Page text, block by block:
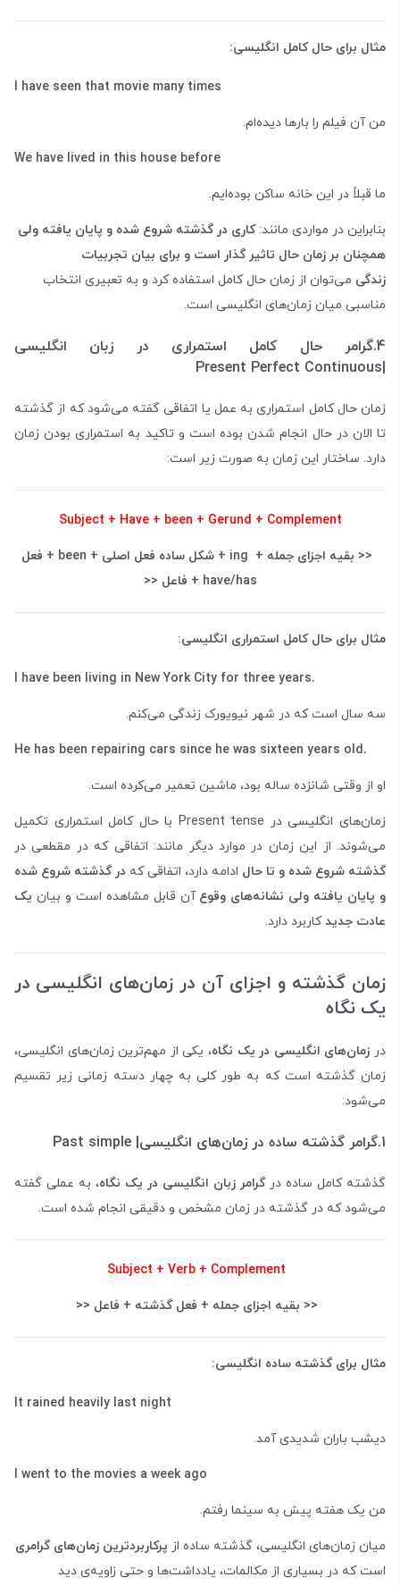
مثال برای حال کامل انگلیسی:
I have seen that movie many times
من آن فیلم را بارها دیده‌ام.
We have lived in this house before
ما قبلاً در این خانه ساکن بوده‌ایم.
بنابراین در مواردی مانند:کاری در گذشته شروع شده و پایان یافته ولی
همچنان بر زمان حال تاثیر گذار است و برای بیان تجربیات
زندگی می‌توان از زمان حال کامل استفاده کرد و به تعبیری انتخاب
مناسبی میان زمان‌های انگلیسی است.
4.گرامر حال کامل استمراری در زبان انگلیسی
Present Perfect Continuous
زمان حال کامل استمراری به عمل یا اتفاقی گفته می‌شود که از گذشته
تا الان در حال انجام شدن بوده است و تاکید به استمراری بودن زمان
دارد. ساختار این زمان به صورت زیر است:
Subject + Have + been + Gerund + Complement
<< بقیه اجزای جمله + ing + شکل ساده فعل اصلی + been + فعل
have/has + فاعل <<
مثال برای حال کامل استمراری انگلیسی:
.I have been living in New York City for three years
سه سال است که در شهر نیویورک زندگی می‌کنم.
.He has been repairing cars since he was sixteen years old
او از وقتی شانزده ساله بود، ماشین تعمیر می‌کرده است.
زمان‌های انگلیسی در Present tense با حال کامل استمراری تکمیل
می‌شوند. از این زمان در موارد دیگر مانند: اتفاقی که در مقطعی در
گذشته شروع شده و تا حال ادامه دارد، اتفاقی که در گذشته شروع شده
و پایان یافته ولی نشانه‌های وقوع آن قابل مشاهده است و بیان یک
عادت جدیدکاربرد دارد.
زمان گذشته و اجزای آن در زمان‌های انگلیسی در
یک نگاه
در زمان‌های انگلیسی در یک نگاه، یکی از مهم‌ترین زمان‌های انگلیسی،
زمان گذشته است که به طور کلی به چهار دسته زمانی زیر تقسیم
می‌شود:
1.گرامر گذشته ساده در زمان‌های انگلیسی| Past simple
گذشته کامل ساده درگرامر زبان انگلیسی در یک نگاه، به عملی گفته
می‌شود که در گذشته در زمان مشخص و دقیقی انجام شده است.
<< بقیه اجزای جمله + فعل گذشته + فاعل <<
مثال برای گذشته ساده انگلیسی:
It rained heavily last night
دیشب باران شدیدی آمد.
I went to the movies a week ago
من یک هفته پیش به سینما رفتم.
میان زمان‌های انگلیسی، گذشته ساده از پرکاربردترین زمان‌های گرامری
است که در بسیاری از مکالمات، یادداشت‌ها و حتی زاویه‌ی دید